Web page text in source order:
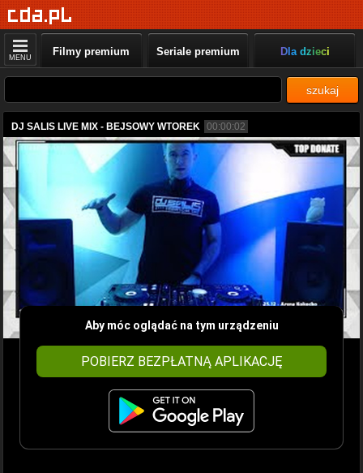
MENU Filmy premium Seriale premium Dla dzieci
szukaj
DJ SALIS LIVE MIX - BEJSOWY WTOREK 00:00:02
Aby móc oglądać na tym urządzeniu
POBIERZ BEZPŁATNĄ APLIKACJĘ